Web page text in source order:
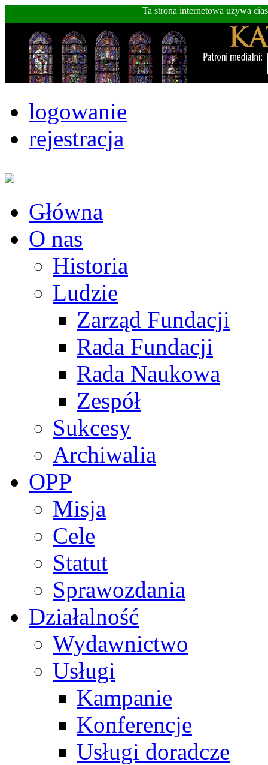
Ta strona internetowa używa
logowanie
rejestracja
Główna
O nas
Historia
Ludzie
Zarząd Fundacji
Rada Fundacji
Rada Naukowa
Zespół
Sukcesy
Archiwalia
OPP
Misja
Cele
Statut
Sprawozdania
Działalność
Wydawnictwo
Usługi
Kampanie
Konferencje
Usługi doradcze